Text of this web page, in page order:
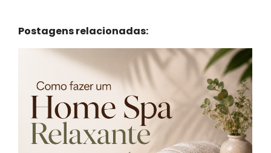
Postagens relacionadas: